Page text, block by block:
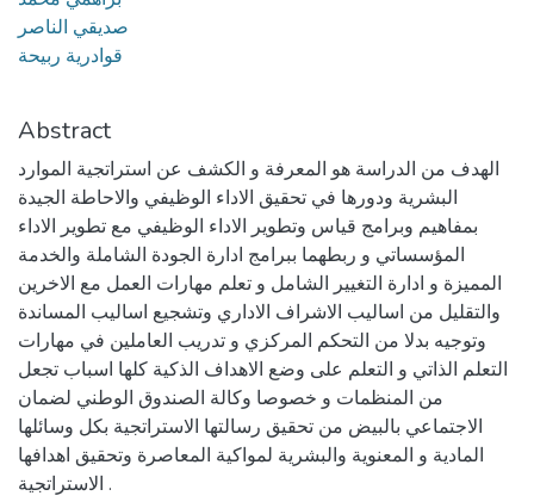
صديقي الناصر
قوادرية ربيحة
Abstract
الهدف من الدراسة هو المعرفة و الكشف عن استراتجية الموارد
البشرية ودورها في تحقيق الاداء الوظيفي والاحاطة الجيدة
بمفاهيم وبرامج قياس وتطوير الاداء الوظيفي مع تطوير الاداء
المؤسساتي و ربطهما ببرامج ادارة الجودة الشاملة والخدمة
المميزة و ادارة التغيير الشامل و تعلم مهارات العمل مع الاخرين
والتقليل من اساليب الاشراف الاداري وتشجيع اساليب المساندة
وتوجيه بدلا من التحكم المركزي و تدريب العاملين في مهارات
التعلم الذاتي و التعلم على وضع الاهداف الذكية كلها اسباب تجعل
من المنظمات و خصوصا وكالة الصندوق الوطني لضمان
الاجتماعي بالبيض من تحقيق رسالتها الاستراتجية بكل وسائلها
المادية و المعنوية والبشرية لمواكية المعاصرة وتحقيق اهدافها
الاستراتجية .